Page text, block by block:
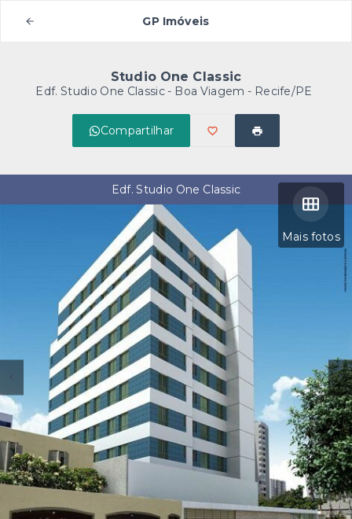
GP Imóveis
Studio One Classic
Edf. Studio One Classic - Boa Viagem - Recife/PE
Compartilhar
Mais fotos
Edf. Studio One Classic